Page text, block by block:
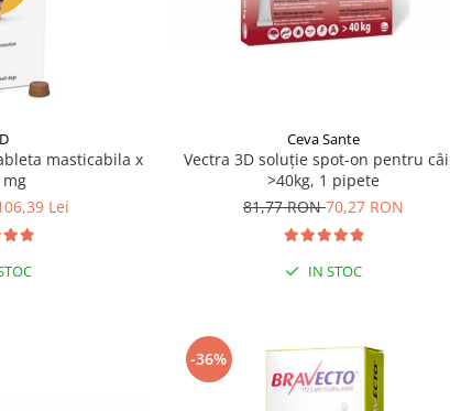
masticabila x
mg
Lei
Ceva Sante
Vectra 3D soluţie spot-on pentru
>40kg, 1 pipete
81,77 RON70,27 RON
IN STOC
-36%